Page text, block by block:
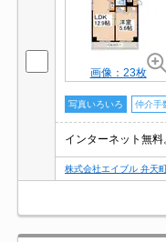
画像：23枚
写真いろいろ 仲介手
株式会社エイブル 弁天